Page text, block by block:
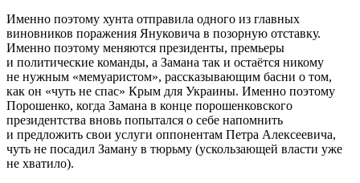
Именно поэтому хунта отправила одного из главных
виновников поражения Януковича в позорную отставку.
Именно поэтому меняются президенты, премьеры
и политические команды, а Замана так и остаётся никому
не нужным «мемуаристом», рассказывающим басни о том,
как он «чуть не спас» Крым для Украины. Именно поэтому
Порошенко, когда Замана в конце порошенковского
президентства вновь попытался о себе напомнить
и предложить свои услуги оппонентам Петра Алексеевича,
чуть не посадил Заману в тюрьму (ускользающей власти уже
не хватило).